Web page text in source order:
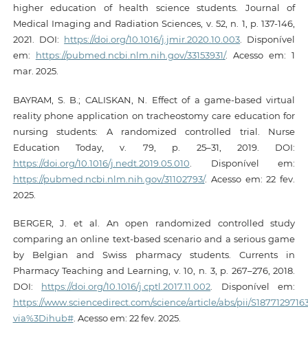
higher education of health science students. Journal of
Medical Imaging and Radiation Sciences, v. 52, n. 1, p. 137-146,
2021. DOI: https://doi.org/10.1016/j.jmir.2020.10.003 . Disponível
em: https://pubmed.ncbi.nlm.nih.gov/33153931/. Acesso em: 1
mar. 2025.
BAYRAM, S. B.; CALISKAN, N. Effect of a game-based virtual
reality phone application on tracheostomy care education for
nursing students: A randomized controlled trial. Nurse
Education Today, v. 79, p. 25–31, 2019. DOI:
https://doi.org/10.1016/j.nedt.2019.05.010 . Disponível em:
https://pubmed.ncbi.nlm.nih.gov/31102793/. Acesso em: 22 fev.
2025.
BERGER, J. et al. An open randomized controlled study
comparing an online text-based scenario and a serious game
by Belgian and Swiss pharmacy students. Currents in
Pharmacy Teaching and Learning, v. 10, n. 3, p. 267–276, 2018.
DOI: https://doi.org/10.1016/j.cptl.2017.11.002. Disponível em:
https://www.sciencedirect.com/science/article/abs/pii/
via%3Dihub#. Acesso em: 22 fev. 2025.